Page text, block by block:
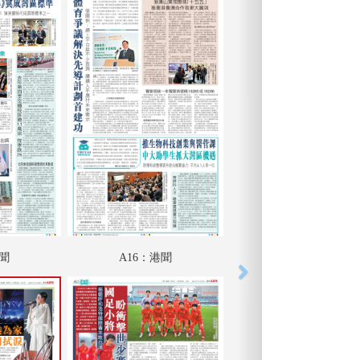
A16：港聞